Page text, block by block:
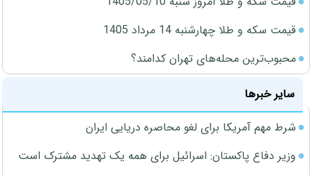
قیمت سکه و طلا چهارشنبه 14 مرداد 1405
محبوب‌ترین محله‌های تهران کدامند؟
سایر خبرها
شرط مهم آمریکا برای لغو محاصره دریایی ایران
وزیر دفاع پاکستان: اسرائیل برای همه یک تهدید مشترک است